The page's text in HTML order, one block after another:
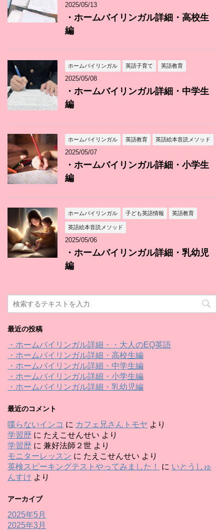
2025/05/13
・ホームバイリンガル詳細・高校生
編
ホームバイリンガル 英語子育て 英語教育
2025/05/08
・ホームバイリンガル詳細・中学生
編
ホームバイリンガル 英語教育 英語絵本音読メソッド
2025/05/07
・ホームバイリンガル詳細・小学生
編
ホームバイリンガル 子ども英語情報 英語教育
英語絵本音読メソッド
2025/05/06
・ホームバイリンガル詳細・乳幼児
編
最近の投稿
・ホームバイリンガル詳細・・大人のEQ英語
・ホームバイリンガル詳細・高校生編
・ホームバイリンガル詳細・中学生編
・ホームバイリンガル詳細・小学生編
・ホームバイリンガル詳細・乳幼児編
最近のコメント
喋らないインコ に カフェ兄さんトモヤ より
学習歴 に たえこせんせい より
学習歴 に 兼好法師２世 より
モニターレッスン に たえこせんせい より
英検スピーキングテストやってみました！
に いとうしゅ
んすけ より
アーカイブ
2025年5月
2025年3月